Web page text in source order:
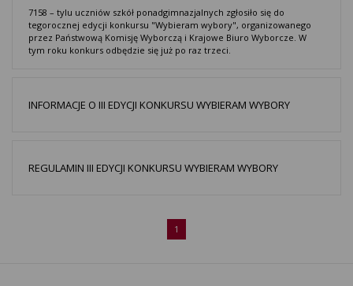
7158 – tylu uczniów szkół ponadgimnazjalnych zgłosiło się do
tegorocznej edycji konkursu "Wybieram wybory", organizowanego
przez Państwową Komisję Wyborczą i Krajowe Biuro Wyborcze. W
tym roku konkurs odbędzie się już po raz trzeci.
INFORMACJE O III EDYCJI KONKURSU WYBIERAM WYBORY
REGULAMIN III EDYCJI KONKURSU WYBIERAM WYBORY
1